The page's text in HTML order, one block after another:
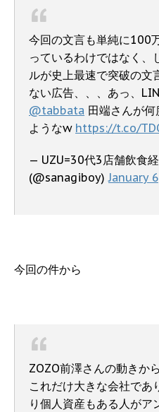
今回の文言も単純に100
っているわけではなく、
ルが史上最速で突破の文
ない広告、、、あっ、
@tabbata 田端さんが
ようなw https://t.co/
— UZU=30代3店舗飲食
(@sanagiboy)January
今回の件から
ZOZO前澤さんの動きか
これだけ大きな会社であ
り個人資産もある人がア